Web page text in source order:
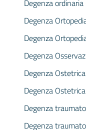
Degenza
Degenza
Degenza
Degenza
Degenza
Degenza
Degenza
Degenza